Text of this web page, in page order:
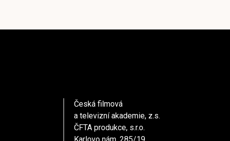
Česká filmová
a televizní akademie, z.s.
ČFTA produkce, s.r.o.